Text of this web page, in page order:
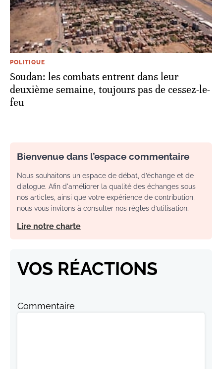
POLITIQUE
Soudan: les combats entrent dans leur
deuxième semaine, toujours pas de cessez-le-
feu
Bienvenue dans l’espace commentaire
Nous souhaitons un espace de débat, d’échange et de
dialogue. Afin d'améliorer la qualité des échanges sous
nos articles, ainsi que votre expérience de contribution,
nous vous invitons à consulter nos règles d’utilisation.
Lire notre charte
VOS RÉACTIONS
Commentaire